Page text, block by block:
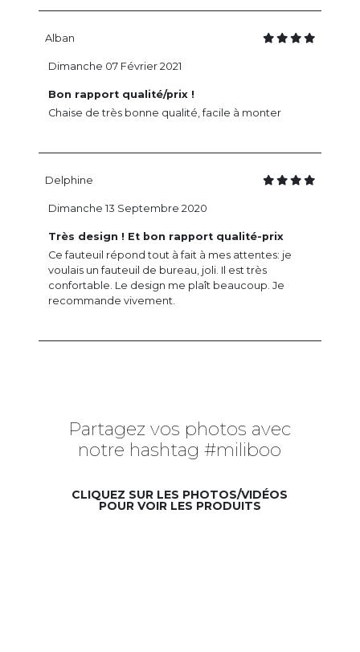
Alban
Bon rapport qualité/prix !
Chaise de très bonne qualité, facile à monter
Dimanche 07 Février 2021
Delphine
Très design ! Et bon rapport qualité-prix
Ce fauteuil répond tout à fait à mes attentes: je
voulais un fauteuil de bureau, joli. Il est très
confortable. Le design me plaît beaucoup. Je
recommande vivement.
Dimanche 13 Septembre 2020
Partagez vos photos avec
notre hashtag #miliboo
CLIQUEZ SUR LES PHOTOS/VIDÉOS
POUR VOIR LES PRODUITS